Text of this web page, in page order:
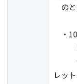
のと
・
伊
レット